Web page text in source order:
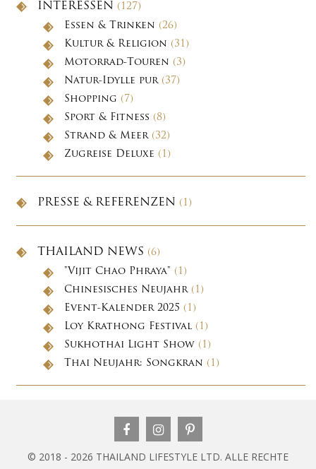
INTERESSEN (127)
Essen & Trinken (26)
Kultur & Religion (31)
Motorrad-Touren (3)
Natur-Idylle pur(37)
Shopping (7)
Sport & Fitness (8)
Strand & Meer(32)
Zugreise Deluxe (1)
PRESSE & REFERENZEN (1)
THAILAND NEWS (6)
"Vijit Chao Phraya" (1)
Chinesisches Neujahr(1)
Event-Kalender 2025 (1)
Loy Krathong Festival (1)
Sukhothai Light Show (1)
Thai Neujahr: Songkran (1)
© 2018 - 2026 THAILAND LIFESTYLE LTD. ALLE RECHTE